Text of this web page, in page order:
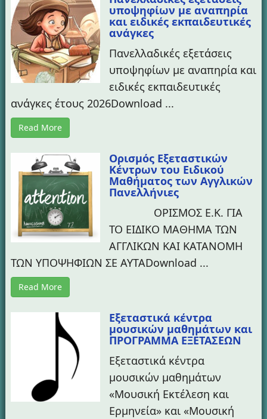
υποψηφίων με αναπηρία
και ειδικές εκπαιδευτικές
ανάγκες
Πανελλαδικές εξετάσεις
υποψηφίων με αναπηρία και
ειδικές εκπαιδευτικές
ανάγκες έτους 2026Download ...
Read More
Ορισμός Εξεταστικών
Κέντρων του Ειδικού
Μαθήματος των Αγγλικών
Πανελλήνιες
ΟΡΙΣΜΟΣ Ε.Κ. ΓΙΑ
ΤΟ ΕΙΔΙΚΟ ΜΑΘΗΜΑ ΤΩΝ
ΑΓΓΛΙΚΩΝ ΚΑΙ ΚΑΤΑΝΟΜΗ
ΤΩΝ ΥΠΟΨΗΦΙΩΝ ΣΕ ΑΥΤΑDownload ...
Read More
Εξεταστικά κέντρα
μουσικών μαθημάτων και
ΠΡΟΓΡΑΜΜΑ ΕΞΕΤΑΣΕΩΝ
Εξεταστικά κέντρα
μουσικών μαθημάτων
«Μουσική Εκτέλεση και
Ερμηνεία» και «Μουσική